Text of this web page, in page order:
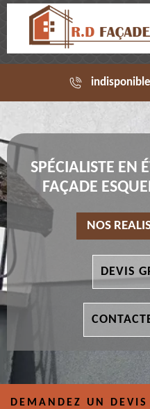
indisponible
SPÉCIALISTE EN
FAÇADE
NOS
DEVIS
DEMANDEZ UN DEVIS